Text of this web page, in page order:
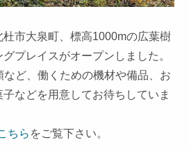
杜市大泉町、標高1000mの広葉樹
プレイスがオープンしました。
ど、働くための機材や備品、お
などを用意してお待ちしていま
ちら をご覧下さい。